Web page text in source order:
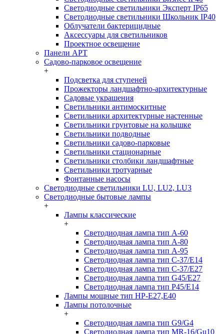
Светодиодные светильники Эксперт IP65
Светодиодные светильники Школьник IP40
Облучатели бактерицидные
Аксессуары для светильников
Проектное освещение
Панели АРТ
Садово-парковое освещение
+
Подсветка для ступеней
Прожекторы ландшафтно-архитектурные
Садовые украшения
Светильники антимоскитные
Светильники архитектурные настенные
Светильники грунтовые на колышке
Светильники подводные
Светильники садово-парковые
Светильники стационарные
Светильники столбики ландшафтные
Светильники тротуарные
Фонтанные насосы
Светодиодные светильники LU, LU2, LU3
Светодиодные бытовые лампы
+
Лампы классические
+
Светодиодная лампа тип A-60
Светодиодная лампа тип A-80
Светодиодная лампа тип A-95
Светодиодная лампа тип C-37/Е14
Светодиодная лампа тип C-37/Е27
Светодиодная лампа тип G45/E27
Светодиодная лампа тип P45/E14
Лампы мощные тип HP-E27,E40
Лампы потолочные
+
Светодиодная лампа тип G9/G4
Светодиодная лампа тип MR-16/Gu10